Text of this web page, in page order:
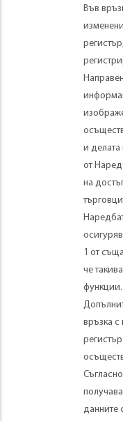
Във
и делата
от
на
1 от
че
функции.
връзка с
данните